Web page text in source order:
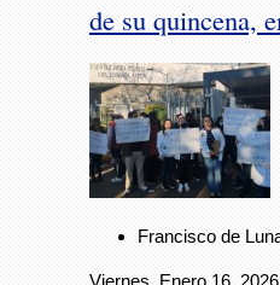
de su quincena,
Francisco de